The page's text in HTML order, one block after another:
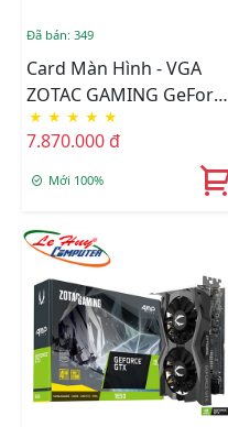
Đã bán: 349
Card Màn Hình - VGA
ZOTAC GAMING GeForce
RTX 4060 8GB OC Spider-
Man™: Across The
Spider-Verse Bundle
10SMP)
★ ★ ★ ★ ★
7.870.000 đ
Mới 100%